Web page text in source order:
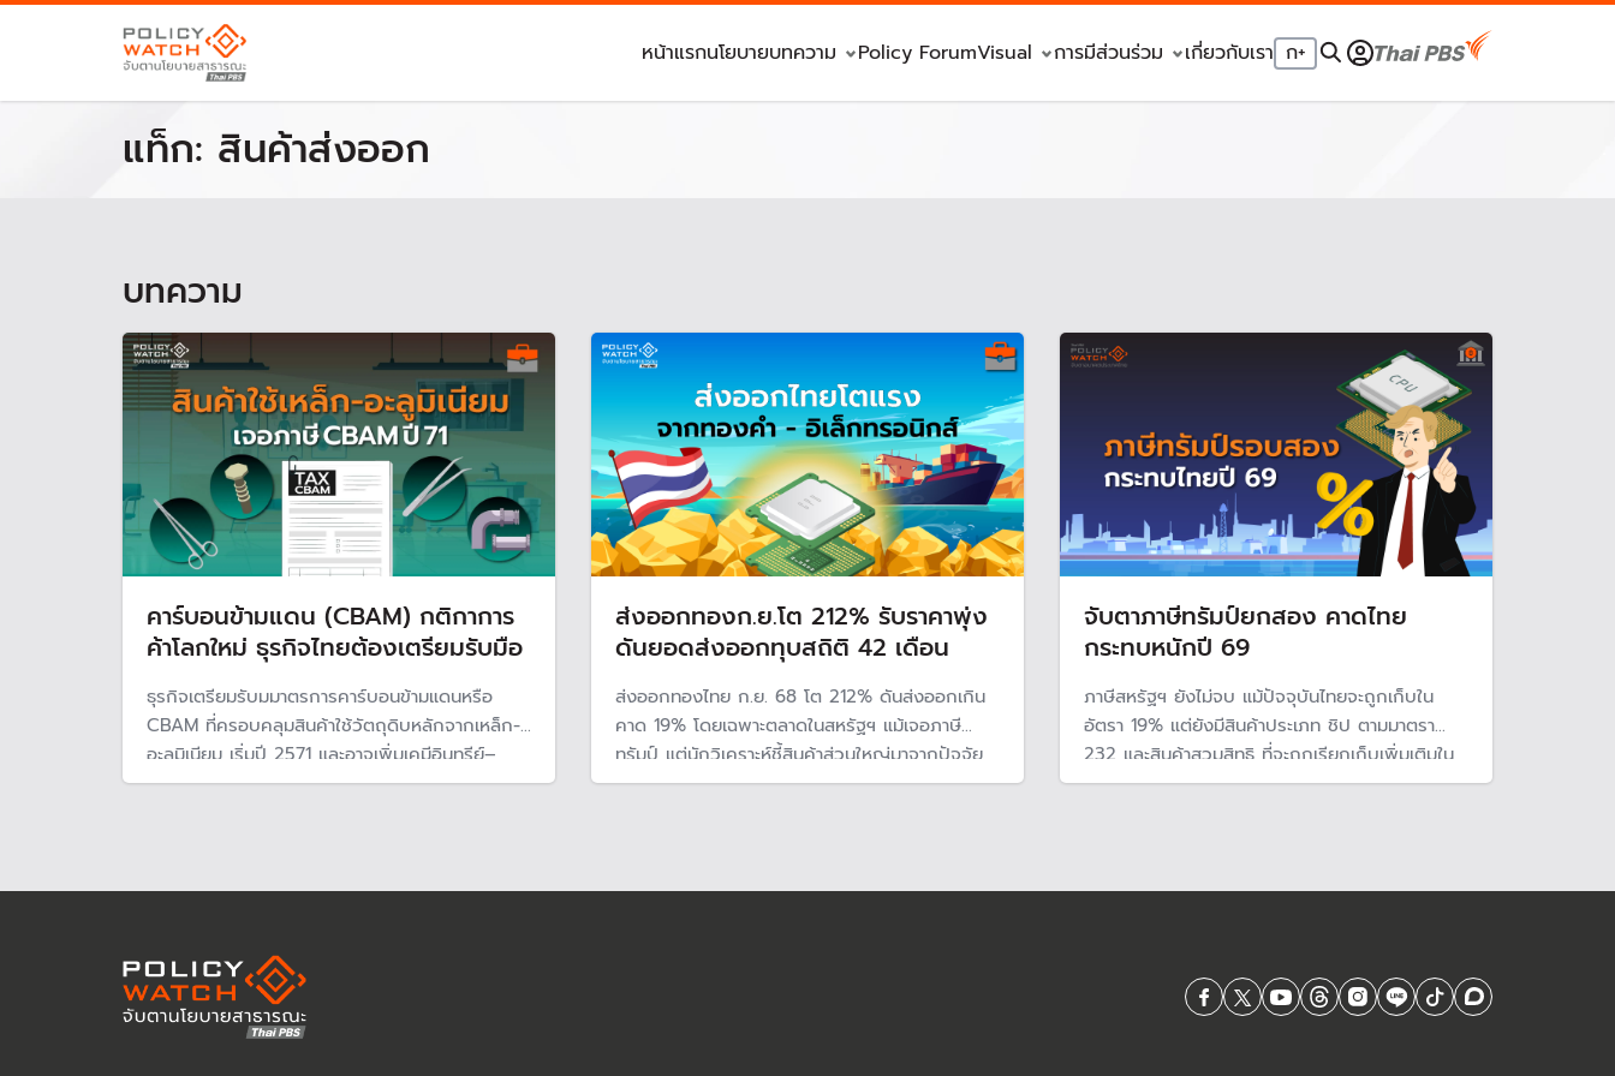
หน้าแรกนโยบายบทความ Policy ForumVisual การมีส่วนร่วม เกี่ยวกับเรา ก+
แท็ก: สินค้าส่งออก
บทความ
คาร์บอนข้ามแดน (CBAM) กติกาการ
ค้าโลกใหม่ ธุรกิจไทยต้องเตรียมรับมือ
ธุรกิจเตรียมรับมมาตรการคาร์บอนข้ามแดนหรือ
CBAM ที่ครอบคลุมสินค้าใช้วัตถุดิบหลักจากเหล็ก-
อะลูมิเนียม เริ่มปี 2571 และอาจเพิ่มเคมีอินทรีย์–
โพลิเมอร์ ขณะที่ภาคธุรกิจไทยยังเผชิญอุปสรรค
ส่งออกทองก.ย.โต 212% รับราคาพุ่ง
ดันยอดส่งออกทุบสถิติ 42 เดือน
ส่งออกทองไทย ก.ย. 68 โต 212% ดันส่งออกเกิน
คาด 19% โดยเฉพาะตลาดในสหรัฐฯ แม้เจอภาษี
ทรัมป์ แต่นักวิเคราะห์ชี้สินค้าส่วนใหญ่มาจากปัจจัย
ชั่วคราว โดยเฉพาะทองคำกำลังเป็นที่นิยม คาดปลาย
จับตาภาษีทรัมป์ยกสอง คาดไทย
กระทบหนักปี 69
ภาษีสหรัฐฯ ยังไม่จบ แม้ปัจจุบันไทยจะถูกเก็บใน
อัตรา 19% แต่ยังมีสินค้าประเภท ชิป ตามมาตรา
232 และสินค้าสวมสิทธิ ที่จะถูกเรียกเก็บเพิ่มเติมใน
อัตราที่สูง โดยนักวิเคราะห์คาดไทยจะได้รับผลกระ